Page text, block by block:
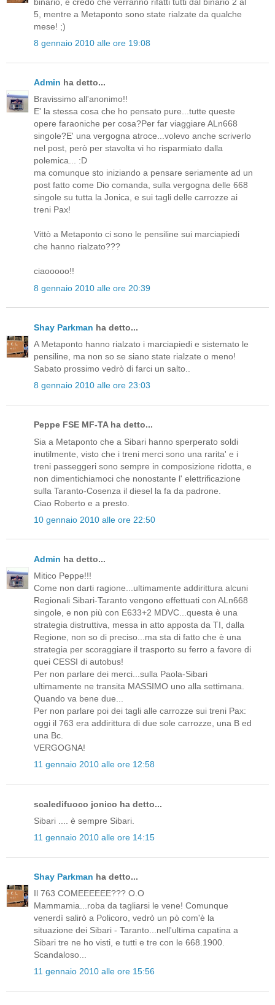
5, mentre a Metaponto sono state rialzate da qualche
mese! ;)
8 gennaio 2010 alle ore 19:08
Admin ha detto...
Bravissimo all'anonimo!!
E' la stessa cosa che ho pensato pure...tutte queste
opere faraoniche per cosa?Per far viaggiare ALn668
singole?E' una vergogna atroce...volevo anche scriverlo
nel post, però per stavolta vi ho risparmiato dalla
polemica... :D
ma comunque sto iniziando a pensare seriamente ad un
post fatto come Dio comanda, sulla vergogna delle 668
singole su tutta la Jonica, e sui tagli delle carrozze ai
treni Pax!
Vittò a Metaponto ci sono le pensiline sui marciapiedi
che hanno rialzato???
ciaooooo!!
8 gennaio 2010 alle ore 20:39
Shay Parkman ha detto...
A Metaponto hanno rialzato i marciapiedi e sistemato le
pensiline, ma non so se siano state rialzate o meno!
Sabato prossimo vedrò di farci un salto..
8 gennaio 2010 alle ore 23:03
Peppe FSE MF-TA ha detto...
Sia a Metaponto che a Sibari hanno sperperato soldi
inutilmente, visto che i treni merci sono una rarita' e i
treni passeggeri sono sempre in composizione ridotta, e
non dimentichiamoci che nonostante l' elettrificazione
sulla Taranto-Cosenza il diesel la fa da padrone.
Ciao Roberto e a presto.
10 gennaio 2010 alle ore 22:50
Admin ha detto...
Mitico Peppe!!!
Come non darti ragione...ultimamente addirittura alcuni
Regionali Sibari-Taranto vengono effettuati con ALn668
singole, e non più con E633+2 MDVC...questa è una
strategia distruttiva, messa in atto apposta da TI, dalla
Regione, non so di preciso...ma sta di fatto che è una
strategia per scoraggiare il trasporto su ferro a favore di
quei CESSI di autobus!
Per non parlare dei merci...sulla Paola-Sibari
ultimamente ne transita MASSIMO uno alla settimana.
Quando va bene due...
Per non parlare poi dei tagli alle carrozze sui treni Pax:
oggi il 763 era addirittura di due sole carrozze, una B ed
una Bc.
VERGOGNA!
11 gennaio 2010 alle ore 12:58
scaledifuoco jonico ha detto...
Sibari .... è sempre Sibari.
11 gennaio 2010 alle ore 14:15
Shay Parkman ha detto...
Il 763 COMEEEEEE??? O.O
Mammamia...roba da tagliarsi le vene! Comunque
venerdì salirò a Policoro, vedrò un pò com'è la
situazione dei Sibari - Taranto...nell'ultima capatina a
Sibari tre ne ho visti, e tutti e tre con le 668.1900.
Scandaloso...
11 gennaio 2010 alle ore 15:56